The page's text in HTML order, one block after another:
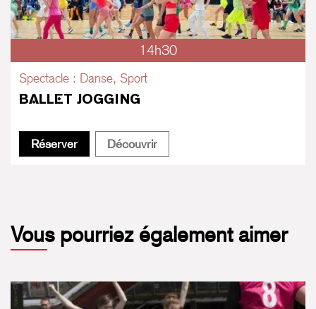
14h30
Spectacle : Danse, Sport
BALLET JOGGING
RéserverBallet Jogging
DécouvrirBallet Jogging
Vous pourriez également aimer